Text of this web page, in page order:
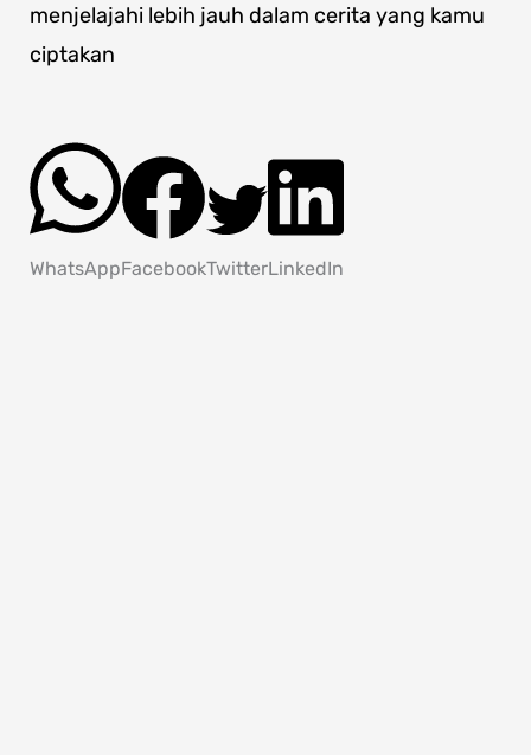
menjelajahi lebih jauh dalam cerita yang kamu
ciptakan
WhatsAppFacebookTwitterLinkedIn